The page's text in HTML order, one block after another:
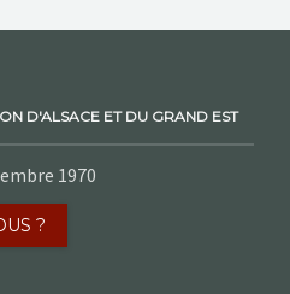
D'ALSACE ET DU GRAND EST
1970
?